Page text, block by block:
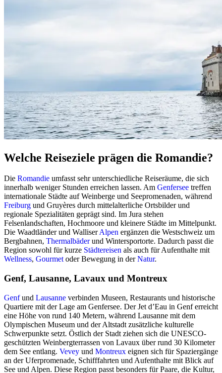
Welche Reiseziele prägen die Romandie?
Die Romandie umfasst sehr unterschiedliche Reiseräume, die sich
innerhalb weniger Stunden erreichen lassen. Am Genfersee treffen
internationale Städte auf Weinberge und Seepromenaden, während
Freiburg und Gruyères durch mittelalterliche Ortsbilder und
regionale Spezialitäten geprägt sind. Im Jura stehen
Felsenlandschaften, Hochmoore und kleinere Städte im Mittelpunkt.
Die Waadtländer und WalliserAlpen ergänzen die Westschweiz um
Bergbahnen, Thermalbäderund Wintersportorte. Dadurch passt die
Region sowohl für kurze Städtereisen als auch für Aufenthalte mit
Wellness, Gourmetoder Bewegung in derNatur.
Genf, Lausanne, Lavaux und Montreux
Genfund Lausanne verbinden Museen, Restaurants und historische
Quartiere mit der Lage am Genfersee. Der Jet d’Eau in Genf erreicht
eine Höhe von rund 140 Metern, während Lausanne mit dem
Olympischen Museum und der Altstadt zusätzliche kulturelle
Schwerpunkte setzt. Östlich der Stadt ziehen sich die UNESCO-
geschützten Weinbergterrassen von Lavaux über rund 30 Kilometer
dem See entlang. Vevey und Montreux eignen sich für Spaziergänge
an der Uferpromenade, Schifffahrten und Aufenthalte mit Blick auf
See und Alpen. Diese Region passt besonders für Paare, die Kultur,